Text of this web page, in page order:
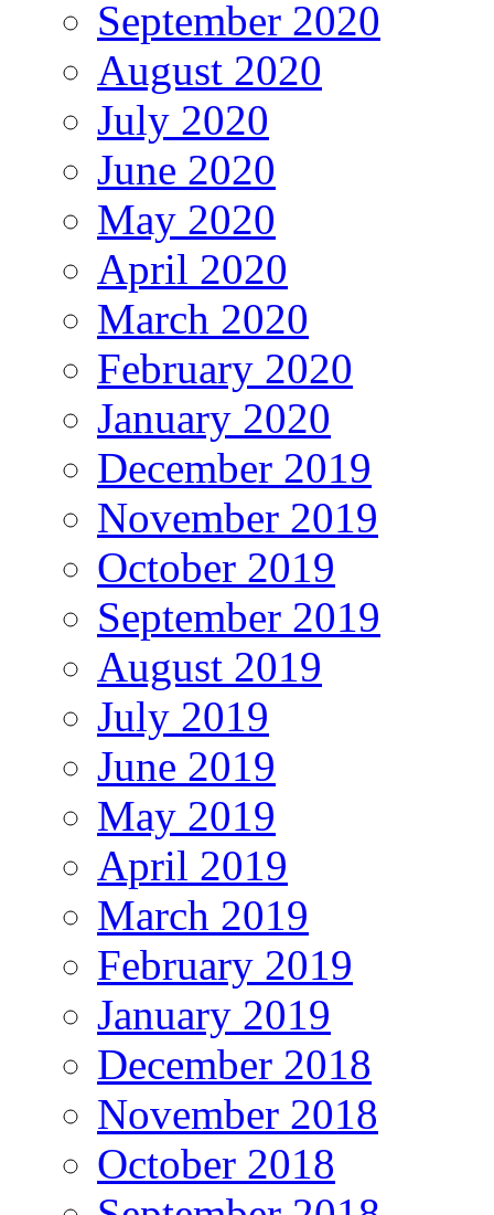
September 2020
August 2020
July 2020
June 2020
May 2020
April 2020
March 2020
February 2020
January 2020
December 2019
November 2019
October 2019
September 2019
August 2019
July 2019
June 2019
May 2019
April 2019
March 2019
February 2019
January 2019
December 2018
November 2018
October 2018